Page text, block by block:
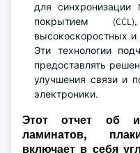
для
покрытием
высокоскоростных
Эти технологии
предоставлять
улучшения связи и
электроники.
Этот отчет об
ламинатов,
включает в себя